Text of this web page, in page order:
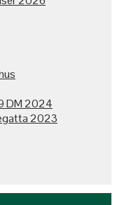
DM 2024
2023